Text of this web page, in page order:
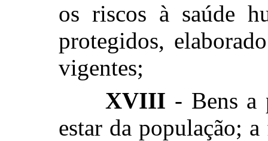
os riscos à saúde
protegidos,
vigentes;
XVIII - Bens a
estar da população;